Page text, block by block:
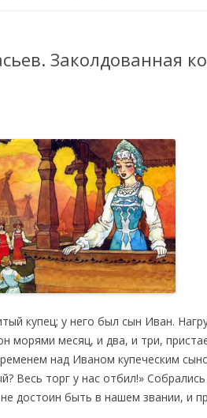
Заколдованная
купец; у него был сын Иван.
морями месяц, и два, и три,
над Иваном купеческим
Весь торг у нас отбил!»
достоин быть в нашем звании, и